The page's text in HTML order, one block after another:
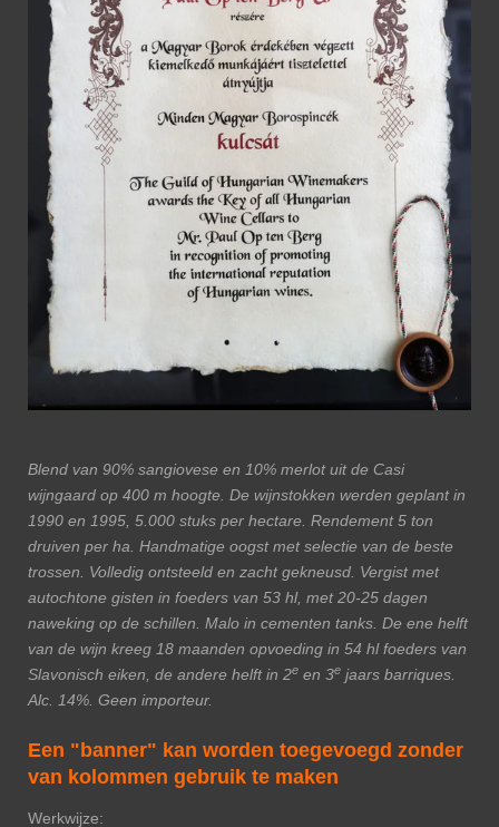
Blend van 90% sangiovese en 10% merlot uit de Casi
wijngaard op 400 m hoogte. De wijnstokken werden geplant in
1990 en 1995, 5.000 stuks per hectare. Rendement 5 ton
druiven per ha. Handmatige oogst met selectie van de beste
trossen. Volledig ontsteeld en zacht gekneusd. Vergist met
autochtone gisten in foeders van 53 hl, met 20-25 dagen
naweking op de schillen. Malo in cementen tanks. De ene helft
van de wijn kreeg 18 maanden opvoeding in 54 hl foeders van
Slavonisch eiken, de andere helft in 2e en 3e jaars barriques.
Alc. 14%. Geen importeur.
Een "banner" kan worden toegevoegd zonder
van kolommen gebruik te maken
Werkwijze: